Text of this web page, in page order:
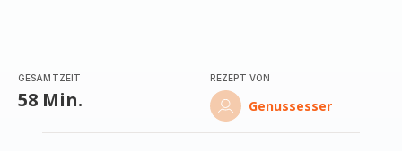
GESAMTZEIT
58 Min.
REZEPT VON
Genussesser